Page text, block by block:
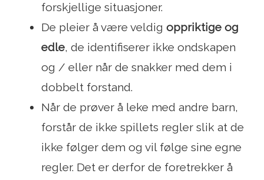
forskjellige situasjoner.
De pleier å være veldig oppriktige og
edle, de identifiserer ikke ondskapen
og / eller når de snakker med dem i
dobbelt forstand.
Når de prøver å leke med andre barn,
forstår de ikke spillets regler slik at de
ikke følger dem og vil følge sine egne
regler. Det er derfor de foretrekker å